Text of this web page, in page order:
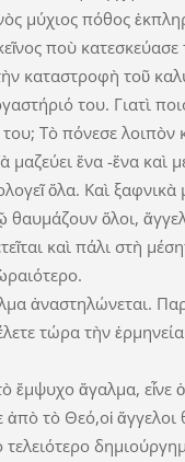
μύχιος πόθος
ποὺ
καταστροφὴ τοῦ
του. Γιατὶ
Τὸ πόνεσε λοιπὸν
μαζεύει ἕνα -ἕνα καὶ
ὅλα. Καὶ ξαφνικὰ
θαυμάζουν ὅλοι,
καὶ πάλι στὴ
ἀναστηλώνεται.
τώρα τὴν
ἔμψυχο ἄγαλμα, εἶνε
ἀπὸ τὸ Θεό,οἱ